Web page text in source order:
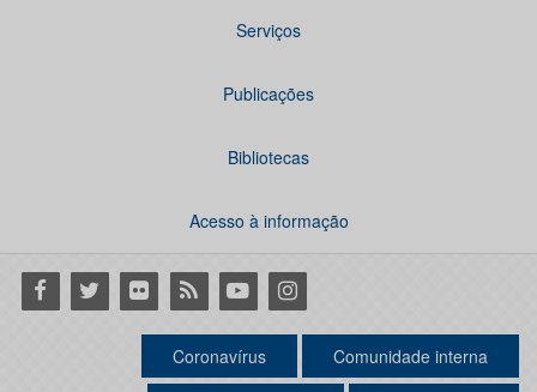
Serviços
Publicações
Bibliotecas
Acesso à informação
Facebook
Twitter Flickr RSS YoutubeInstagram
Coronavírus Comunidade interna